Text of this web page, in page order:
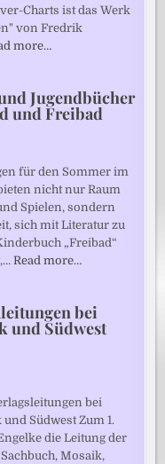
Charts ist das Werk
von Fredrik
more…
Jugendbücher
und Freibad
für den Sommer im
nicht nur Raum
Spielen, sondern
sich mit Literatur zu
„Freibad“
Read more…
bei
und Südwest
bei
Südwest Zum 1.
die Leitung der
Mosaik,